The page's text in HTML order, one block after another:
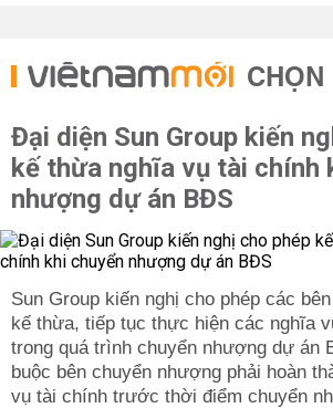
CHỌN
Đại diện Sun Group kiến
kế thừa nghĩa vụ tài chính
nhượng dự án BĐS
Sun Group kiến nghị cho phép các
kế thừa, tiếp tục thực hiện các nghĩa
trong quá trình chuyển nhượng dự án
buộc bên chuyển nhượng phải hoàn
vụ tài chính trước thời điểm chuyển